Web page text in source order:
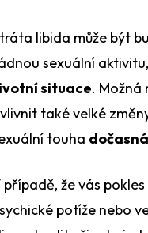
libida může být
sexuální
situace. Možná
také velké
touha
případě, že vás
potíže nebo